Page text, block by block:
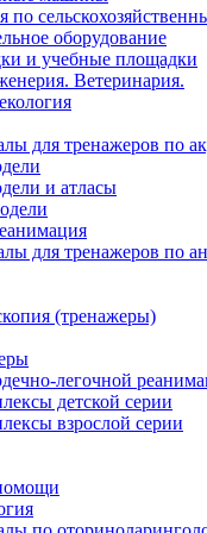
по
оборудование
и учебные площадки
Ветеринария.
для тренажеров по
и атласы
для тренажеров по
(тренажеры)
легочной
детской серии
взрослой серии